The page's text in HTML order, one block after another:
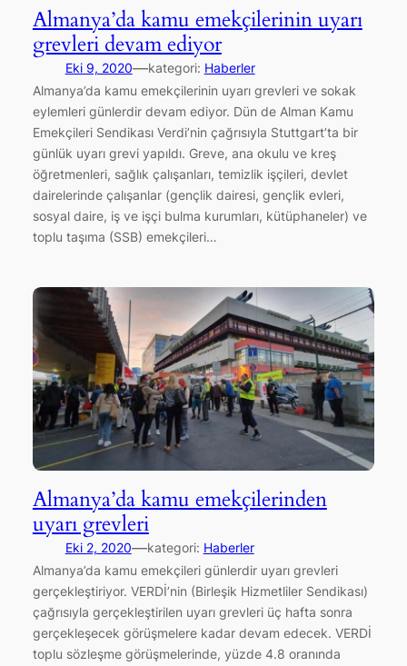
Almanya’da kamu emekçilerinin uyarı
grevleri devam ediyor
Eki 9, 2020—kategori: Haberler
Almanya’da kamu emekçilerinin uyarı grevleri ve sokak
eylemleri günlerdir devam ediyor. Dün de Alman Kamu
Emekçileri Sendikası Verdi’nin çağrısıyla Stuttgart’ta bir
günlük uyarı grevi yapıldı. Greve, ana okulu ve kreş
öğretmenleri, sağlık çalışanları, temizlik işçileri, devlet
dairelerinde çalışanlar (gençlik dairesi, gençlik evleri,
sosyal daire, iş ve işçi bulma kurumları, kütüphaneler) ve
toplu taşıma (SSB) emekçileri…
Almanya’da kamu emekçilerinden
uyarı grevleri
Eki 2, 2020—kategori: Haberler
Almanya’da kamu emekçileri günlerdir uyarı grevleri
gerçekleştiriyor. VERDİ’nin (Birleşik Hizmetliler Sendikası)
çağrısıyla gerçekleştirilen uyarı grevleri üç hafta sonra
gerçekleşecek görüşmelere kadar devam edecek. VERDİ
toplu sözleşme görüşmelerinde, yüzde 4.8 oranında